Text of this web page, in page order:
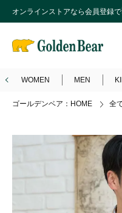
オンラインストアなら会員登録で
WOMEN MEN
ゴールデンベア：HOME 全